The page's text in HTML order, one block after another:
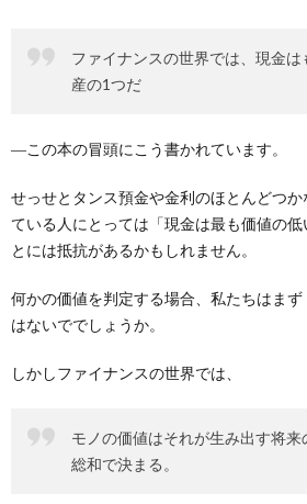
ファイナンスの世界では、現金
産の1つだ
―この本の冒頭にこう書かれています。
せっせとタンス預金や金利のほとんどつ
ている人にとっては「現金は最も価値の
とには抵抗があるかもしれません。
何かの価値を判定する場合、私たちはま
はないででしょうか。
しかしファイナンスの世界では、
モノの価値はそれが生み出す将
総和で決まる。